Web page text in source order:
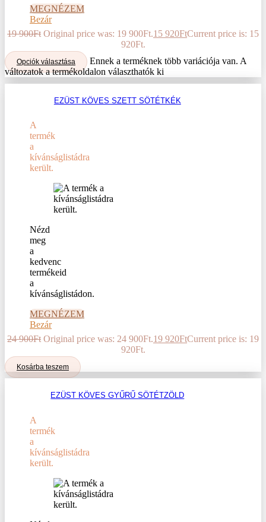
MEGNÉZEM
Bezár
19 900Ft Original price was: 19 900Ft.15 920FtCurrent price is: 15
920Ft.
Opciók választása
Ennek a terméknek több variációja van. A
változatok a termékoldalon választhatók ki
EZÜST KÖVES SZETT SÖTÉTKÉK
A
termék
a
kívánságlistádra
került.
Nézd
meg
a
kedvenc
termékeid
a
kívánságlistádon.
MEGNÉZEM
Bezár
24 900Ft Original price was: 24 900Ft.19 920FtCurrent price is: 19
920Ft.
Kosárba teszem
EZÜST KÖVES GYŰRŰ SÖTÉTZÖLD
A
termék
a
kívánságlistádra
került.